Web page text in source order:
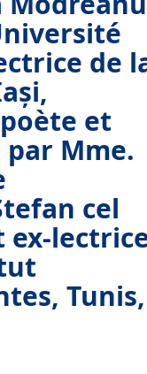
de
et
Mme.
cel
ex-
Tunis,